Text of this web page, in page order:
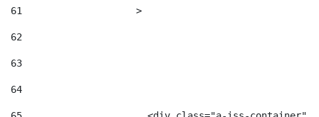
61
                    >
62
63
64